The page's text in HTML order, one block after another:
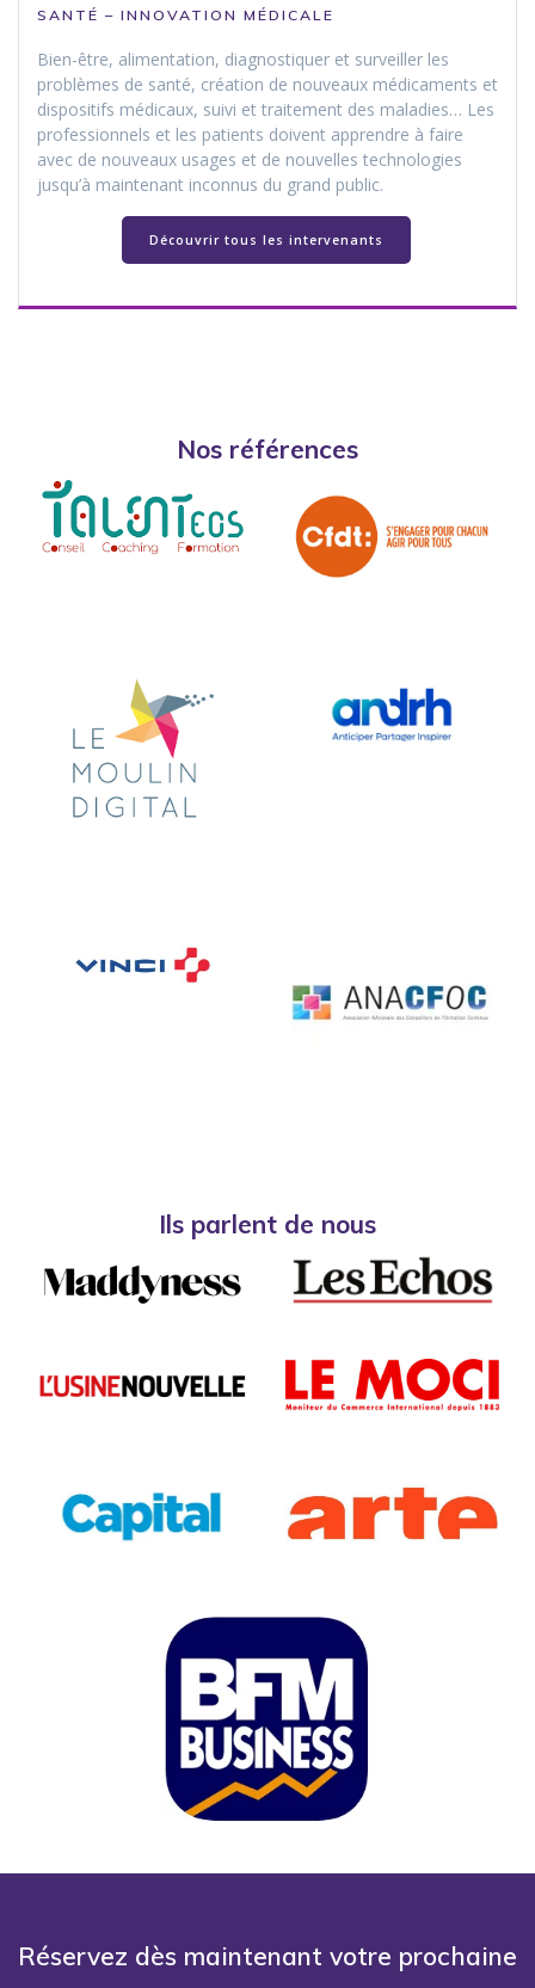
SANTÉ – INNOVATION MÉDICALE
Bien-être, alimentation, diagnostiquer et surveiller les
problèmes de santé, création de nouveaux médicaments et
dispositifs médicaux, suivi et traitement des maladies… Les
professionnels et les patients doivent apprendre à faire
avec de nouveaux usages et de nouvelles technologies
jusqu’à maintenant inconnus du grand public.
Découvrir tous les intervenants
Nos références
Ils parlent de nous
Réservez dès maintenant votre prochaine